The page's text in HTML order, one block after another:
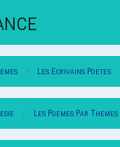
Les Ecrivains Poetes
Les Poemes Par Themes